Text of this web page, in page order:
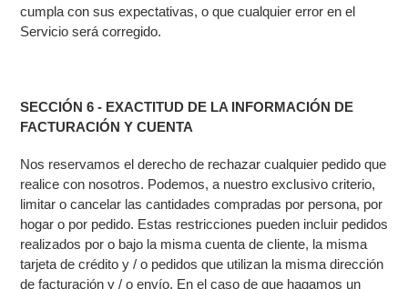
cumpla con sus expectativas, o que cualquier error en el
Servicio será corregido.
SECCIÓN 6 - EXACTITUD DE LA INFORMACIÓN DE
FACTURACIÓN Y CUENTA
Nos reservamos el derecho de rechazar cualquier pedido que
realice con nosotros. Podemos, a nuestro exclusivo criterio,
limitar o cancelar las cantidades compradas por persona, por
hogar o por pedido. Estas restricciones pueden incluir pedidos
realizados por o bajo la misma cuenta de cliente, la misma
tarjeta de crédito y / o pedidos que utilizan la misma dirección
de facturación y / o envío. En el caso de que hagamos un